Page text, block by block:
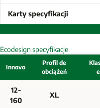
Karty specyfikacji
Ecodesign specyfikacje
Innovo
Profil de
obciążeń
12-
160
XL